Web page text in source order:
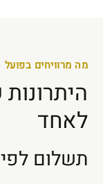
מה מרוויחים בפועל
לאחד
תשלום